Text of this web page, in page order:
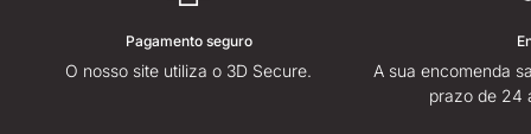
Pagamento seguro
O nosso site utiliza o 3D Secure.
A sua encomenda
prazo de 24